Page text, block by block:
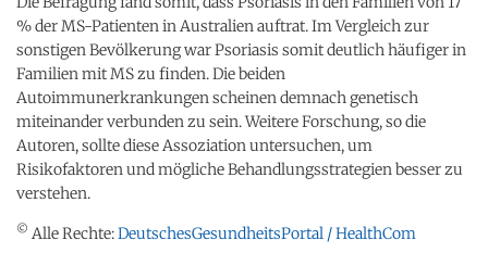
% der MS-Patienten in Australien auftrat. Im Vergleich zur
sonstigen Bevölkerung war Psoriasis somit deutlich häufiger in
Familien mit MS zu finden. Die beiden
Autoimmunerkrankungen scheinen demnach genetisch
miteinander verbunden zu sein. Weitere Forschung, so die
Autoren, sollte diese Assoziation untersuchen, um
Risikofaktoren und mögliche Behandlungsstrategien besser zu
verstehen.
© Alle Rechte:DeutschesGesundheitsPortal / HealthCom